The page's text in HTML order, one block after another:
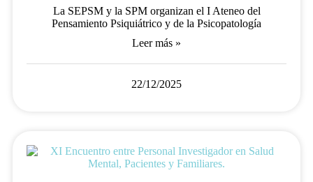
La SEPSM y la SPM organizan el I Ateneo del
Pensamiento Psiquiátrico y de la Psicopatología
Leer más »
22/12/2025